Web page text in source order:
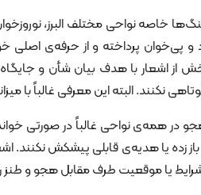
خاصه نواحی مختلف البرز،
پی‌خوان پرداخته و از حرفه‌ی اصلی
از اشعار با هدف بیان شأن و
نکنند. البته این معرفی غالباً با
هجو در همه‌ی نواحی غالباً در صورتی
زده یا هدیه‌ی قابلی پیشکش نکنند.
شرایط یا موقعیت طرف مقابل هجو و